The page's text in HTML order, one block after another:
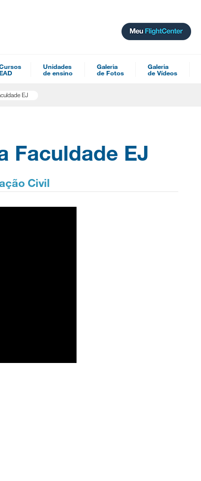
Unidades
de ensino
Galeria
de Fotos
Galeria
de Vídeos
EJ
Faculdade EJ
Civil